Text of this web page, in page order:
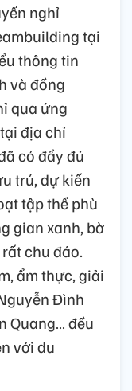
nghỉ
tại
thông tin
và đồng
qua ứng
địa chỉ
có đầy đủ
trú, dự kiến
tập thể phù
gian xanh, bờ
chu đáo.
ẩm thực, giải
Đình
Quang… đều
với du